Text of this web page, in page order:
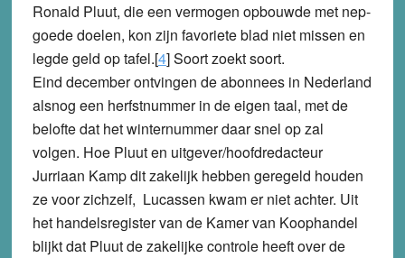
Ronald Pluut, die een vermogen opbouwde met nep-
goede doelen, kon zijn favoriete blad niet missen en
legde geld op tafel.[4] Soort zoekt soort.
Eind december ontvingen de abonnees in Nederland
alsnog een herfstnummer in de eigen taal, met de
belofte dat het winternummer daar snel op zal
volgen. Hoe Pluut en uitgever/hoofdredacteur
Jurriaan Kamp dit zakelijk hebben geregeld houden
ze voor zichzelf, Lucassen kwam er niet achter. Uit
het handelsregister van de Kamer van Koophandel
blijkt dat Pluut de zakelijke controle heeft over de